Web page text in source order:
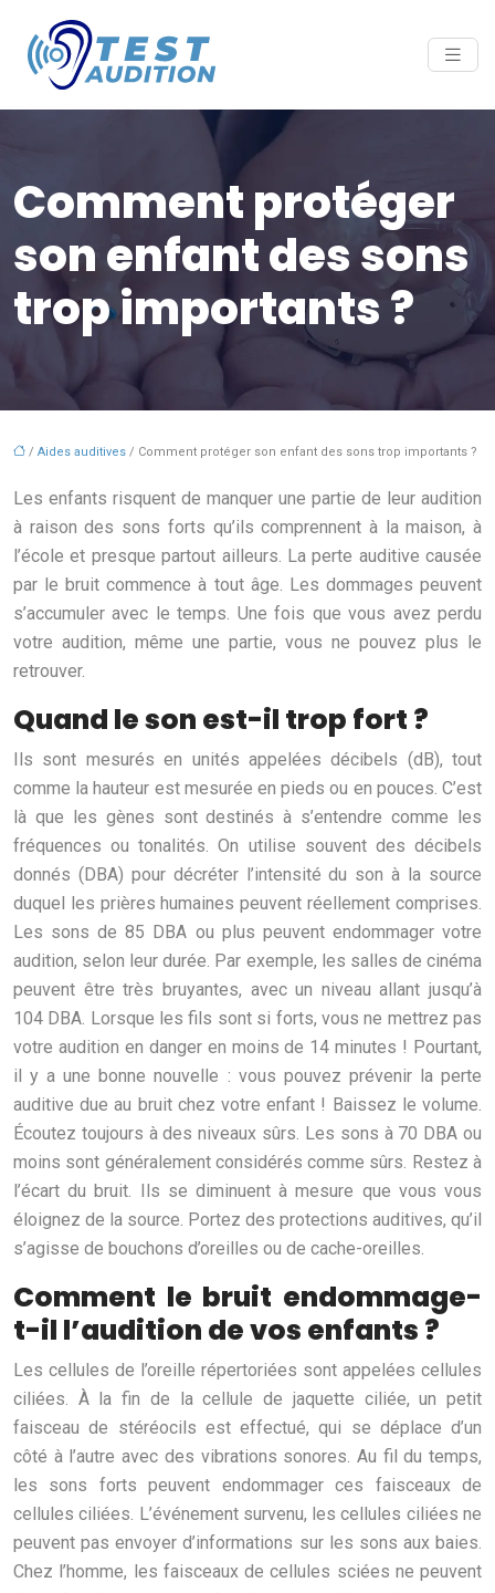
Comment protéger
son enfant des sons
trop importants ?
/ Aides auditives / Comment protéger son enfant des sons trop importants ?
Les enfants risquent de manquer une partie de leur audition
à raison des sons forts qu’ils comprennent à la maison, à
l’école et presque partout ailleurs. La perte auditive causée
par le bruit commence à tout âge. Les dommages peuvent
s’accumuler avec le temps. Une fois que vous avez perdu
votre audition, même une partie, vous ne pouvez plus le
retrouver.
Quand le son est-il trop fort ?
Ils sont mesurés en unités appelées décibels (dB), tout
comme la hauteur est mesurée en pieds ou en pouces. C’est
là que les gènes sont destinés à s’entendre comme les
fréquences ou tonalités. On utilise souvent des décibels
donnés (DBA) pour décréter l’intensité du son à la source
duquel les prières humaines peuvent réellement comprises.
Les sons de 85 DBA ou plus peuvent endommager votre
audition, selon leur durée. Par exemple, les salles de cinéma
peuvent être très bruyantes, avec un niveau allant jusqu’à
104 DBA. Lorsque les fils sont si forts, vous ne mettrez pas
votre audition en danger en moins de 14 minutes ! Pourtant,
il y a une bonne nouvelle : vous pouvez prévenir la perte
auditive due au bruit chez votre enfant ! Baissez le volume.
Écoutez toujours à des niveaux sûrs. Les sons à 70 DBA ou
moins sont généralement considérés comme sûrs. Restez à
l’écart du bruit. Ils se diminuent à mesure que vous vous
éloignez de la source. Portez des protections auditives, qu’il
s’agisse de bouchons d’oreilles ou de cache-oreilles.
Comment le bruit endommage-
t-il l’audition de vos enfants ?
Les cellules de l’oreille répertoriées sont appelées cellules
ciliées. À la fin de la cellule de jaquette ciliée, un petit
faisceau de stéréocils est effectué, qui se déplace d’un
côté à l’autre avec des vibrations sonores. Au fil du temps,
les sons forts peuvent endommager ces faisceaux de
cellules ciliées. L’événement survenu, les cellules ciliées ne
peuvent pas envoyer d’informations sur les sons aux baies.
Chez l’homme, les faisceaux de cellules sciées ne peuvent